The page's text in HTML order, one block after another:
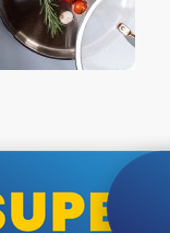
super cene